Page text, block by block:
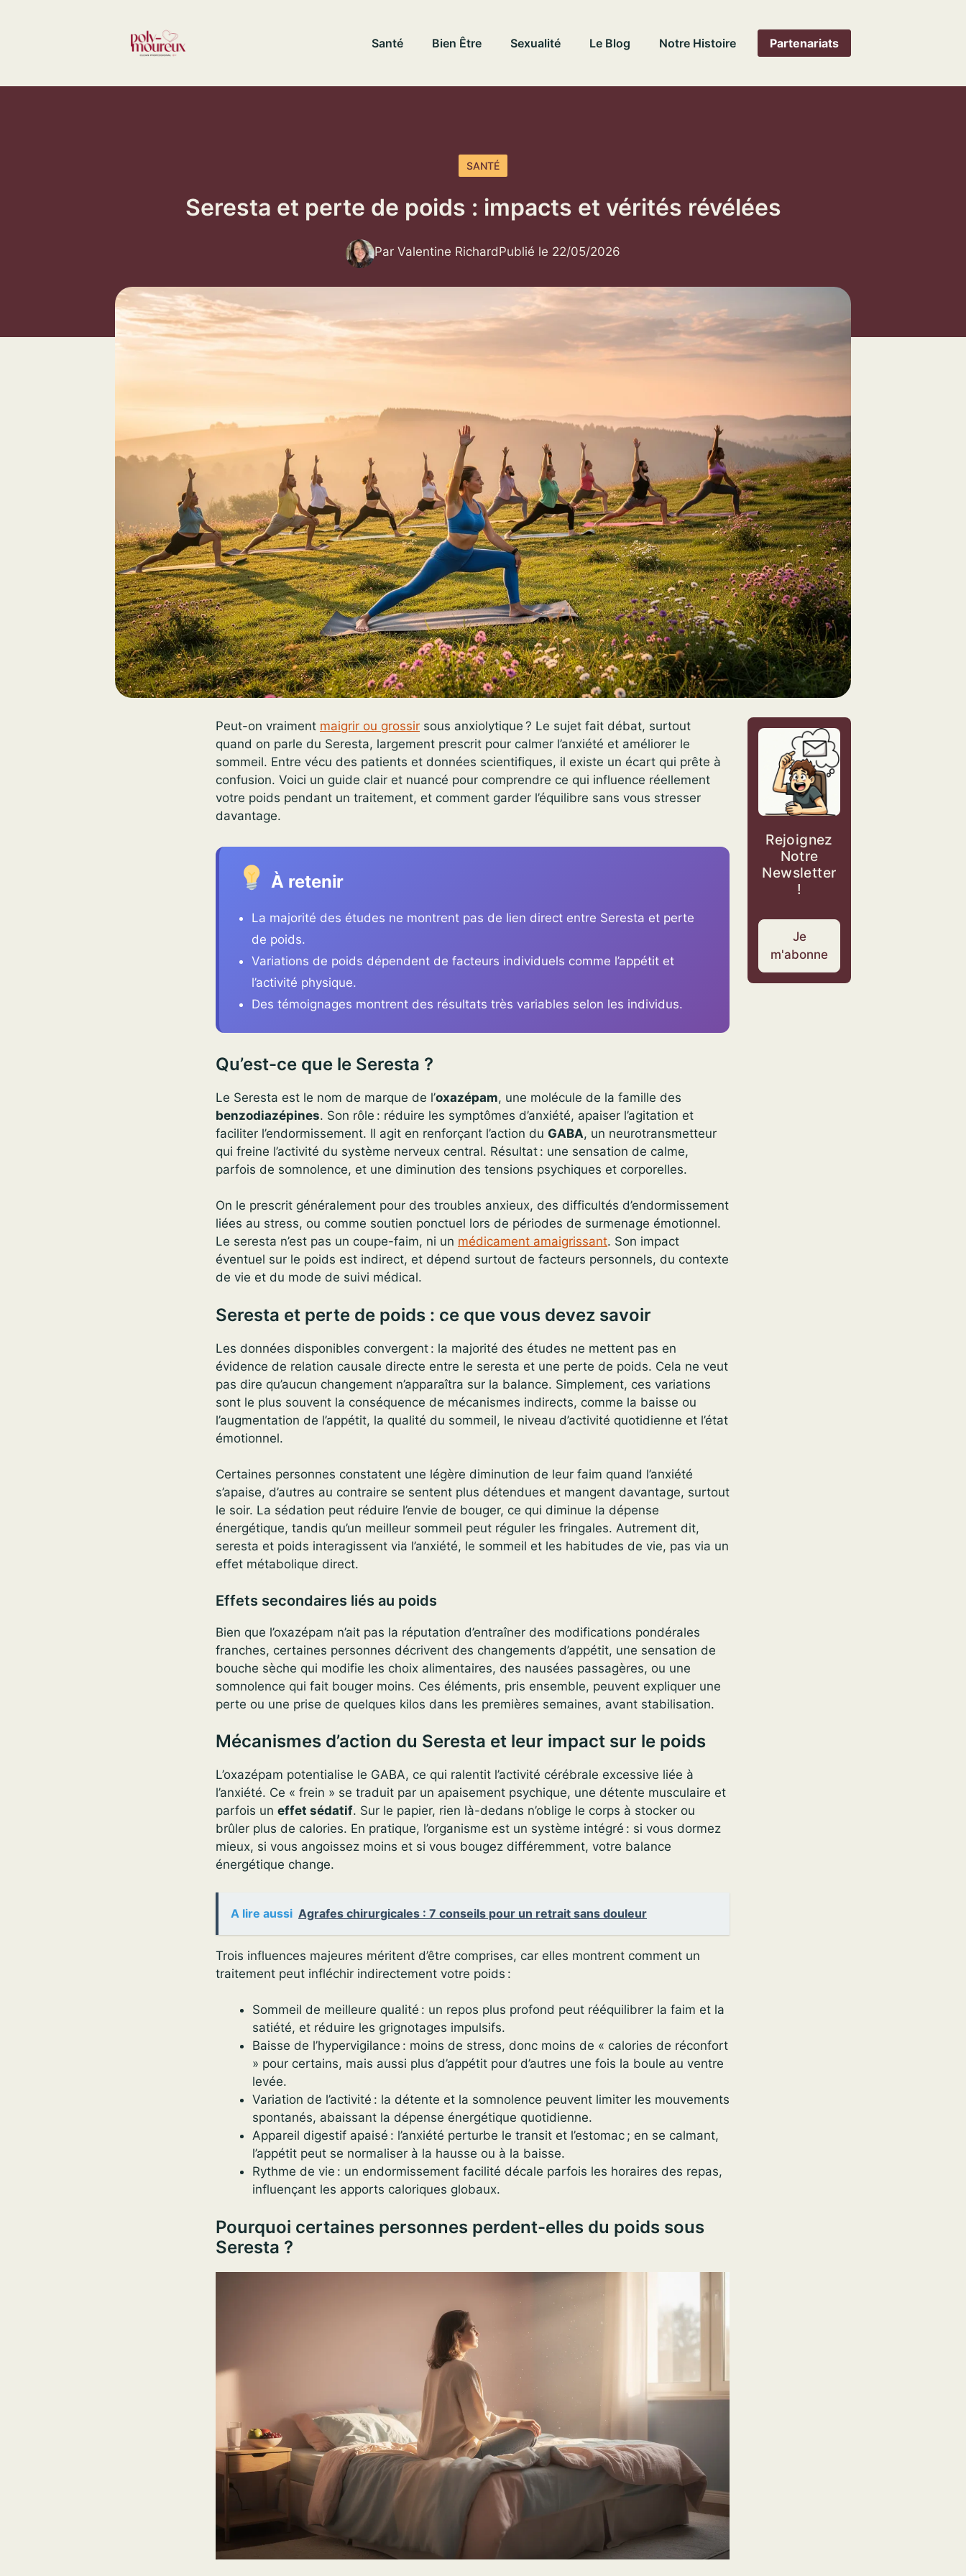
Santé Bien Être Sexualité Le Blog Notre Histoire Partenariats
SANTÉ
Seresta et perte de poids : impacts et vérités révélées
Par Valentine RichardPublié le 22/05/2026
Peut-on vraiment maigrir ou grossir sous anxiolytique ? Le sujet fait débat, surtout
quand on parle du Seresta, largement prescrit pour calmer l’anxiété et améliorer le
sommeil. Entre vécu des patients et données scientifiques, il existe un écart qui prête à
confusion. Voici un guide clair et nuancé pour comprendre ce qui influence réellement
votre poids pendant un traitement, et comment garder l’équilibre sans vous stresser
davantage.
À retenir
La majorité des études ne montrent pas de lien direct entre Seresta et perte
de poids.
Variations de poids dépendent de facteurs individuels comme l’appétit et
l’activité physique.
Des témoignages montrent des résultats très variables selon les individus.
Qu’est-ce que le Seresta ?
Le Seresta est le nom de marque de l’oxazépam, une molécule de la famille des
benzodiazépines. Son rôle : réduire les symptômes d’anxiété, apaiser l’agitation et
faciliter l’endormissement. Il agit en renforçant l’action du GABA, un neurotransmetteur
qui freine l’activité du système nerveux central. Résultat : une sensation de calme,
parfois de somnolence, et une diminution des tensions psychiques et corporelles.
On le prescrit généralement pour des troubles anxieux, des difficultés d’endormissement
liées au stress, ou comme soutien ponctuel lors de périodes de surmenage émotionnel.
Le seresta n’est pas un coupe-faim, ni un médicament amaigrissant. Son impact
éventuel sur le poids est indirect, et dépend surtout de facteurs personnels, du contexte
de vie et du mode de suivi médical.
Seresta et perte de poids : ce que vous devez savoir
Les données disponibles convergent : la majorité des études ne mettent pas en
évidence de relation causale directe entre le seresta et une perte de poids. Cela ne veut
pas dire qu’aucun changement n’apparaîtra sur la balance. Simplement, ces variations
sont le plus souvent la conséquence de mécanismes indirects, comme la baisse ou
l’augmentation de l’appétit, la qualité du sommeil, le niveau d’activité quotidienne et l’état
émotionnel.
Certaines personnes constatent une légère diminution de leur faim quand l’anxiété
s’apaise, d’autres au contraire se sentent plus détendues et mangent davantage, surtout
le soir. La sédation peut réduire l’envie de bouger, ce qui diminue la dépense
énergétique, tandis qu’un meilleur sommeil peut réguler les fringales. Autrement dit,
seresta et poids interagissent via l’anxiété, le sommeil et les habitudes de vie, pas via un
effet métabolique direct.
Effets secondaires liés au poids
Bien que l’oxazépam n’ait pas la réputation d’entraîner des modifications pondérales
franches, certaines personnes décrivent des changements d’appétit, une sensation de
bouche sèche qui modifie les choix alimentaires, des nausées passagères, ou une
somnolence qui fait bouger moins. Ces éléments, pris ensemble, peuvent expliquer une
perte ou une prise de quelques kilos dans les premières semaines, avant stabilisation.
Mécanismes d’action du Seresta et leur impact sur le poids
L’oxazépam potentialise le GABA, ce qui ralentit l’activité cérébrale excessive liée à
l’anxiété. Ce « frein » se traduit par un apaisement psychique, une détente musculaire et
parfois un effet sédatif. Sur le papier, rien là-dedans n’oblige le corps à stocker ou
brûler plus de calories. En pratique, l’organisme est un système intégré : si vous dormez
mieux, si vous angoissez moins et si vous bougez différemment, votre balance
énergétique change.
A lire aussi Agrafes chirurgicales : 7 conseils pour un retrait sans douleur
Trois influences majeures méritent d’être comprises, car elles montrent comment un
traitement peut infléchir indirectement votre poids :
Sommeil de meilleure qualité : un repos plus profond peut rééquilibrer la faim et la
satiété, et réduire les grignotages impulsifs.
Baisse de l’hypervigilance : moins de stress, donc moins de « calories de réconfort
» pour certains, mais aussi plus d’appétit pour d’autres une fois la boule au ventre
levée.
Variation de l’activité : la détente et la somnolence peuvent limiter les mouvements
spontanés, abaissant la dépense énergétique quotidienne.
Appareil digestif apaisé : l’anxiété perturbe le transit et l’estomac ; en se calmant,
l’appétit peut se normaliser à la hausse ou à la baisse.
Rythme de vie : un endormissement facilité décale parfois les horaires des repas,
influençant les apports caloriques globaux.
Pourquoi certaines personnes perdent-elles du poids sous
Seresta ?
Rejoignez
Notre
Newsletter
!
Je
m'abonne